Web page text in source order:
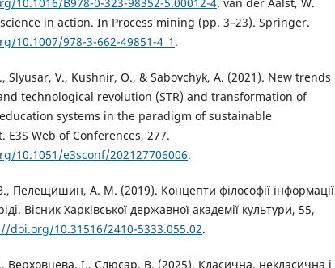
in action. In Process mining (pp. 3–23). Springer.
10.1007/978-3-662-49851-4_1 .
Slyusar, V., Kushnir, O., & Sabovchyk, A. (2021). New trends
technological revolution (STR) and transformation of
systems in the paradigm of sustainable
E3S Web of Conferences, 277.
10.1051/e3sconf/202127706006.
Пелещишин, А. М. (2019). Концепти філософії інформації
Вісник Харківської державної академії культури, 55,
doi.org/10.31516/2410-5333.055.02.
Верховцева, І., Слюсар, В. (2025). Класична, некласична і